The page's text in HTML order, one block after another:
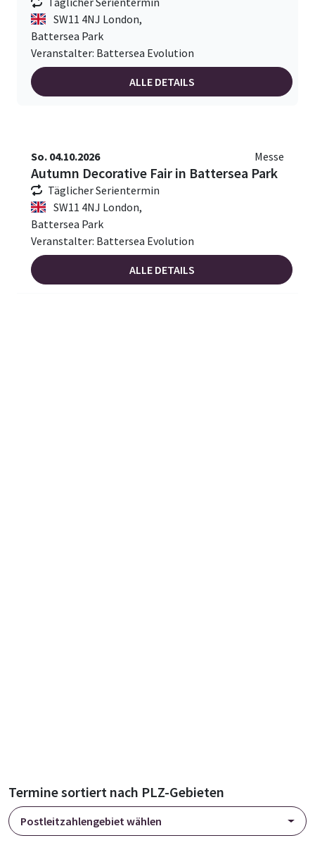
SW11 4NJ London,
Battersea Park
Veranstalter: Battersea Evolution
ALLE DETAILS
So. 04.10.2026 Messe
Autumn Decorative Fair in Battersea Park
Täglicher Serientermin
SW11 4NJ London,
Battersea Park
Veranstalter: Battersea Evolution
ALLE DETAILS
Termine sortiert nach PLZ-Gebieten
Postleitzahlengebiet wählen